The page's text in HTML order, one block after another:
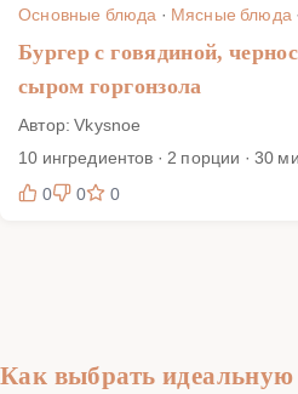
Основные блюда · Мясные блюда·
Бургер с говядиной,
сыром горгонзола
Автор: Vkysnoe
10 ингредиентов · 2 порции · 30
0
0 0
Как выбрать идеальную